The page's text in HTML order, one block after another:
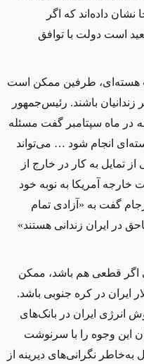
نشان داده‌اند که اگر
است دولت با توافق
هسته‌ای، طرفین ممکن است
زندانیان باشند. رئیس‌جمهور
در ماه سپتامبر گفت مسئله
انجام شود … می‌تواند
تمایل به کار در خارج از
آمریکا به نوبه خود
گفت به «آزادی تمام
در ایران زندانی هستند»
اگر قطعی هم باشد، ممکن
ایران در کره جنوبی باشد.
فروش انرژی ایران در بانک‌های
این وجوه را با سرنوشت
نگرانی‌های دیرینه از